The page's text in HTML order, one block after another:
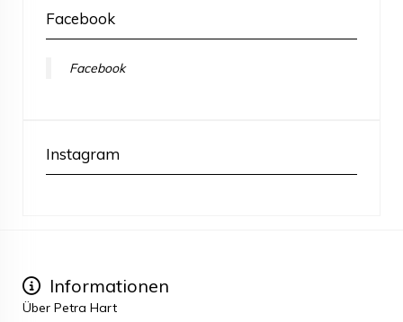
Facebook
Facebook
Instagram
Informationen
Über Petra Hart